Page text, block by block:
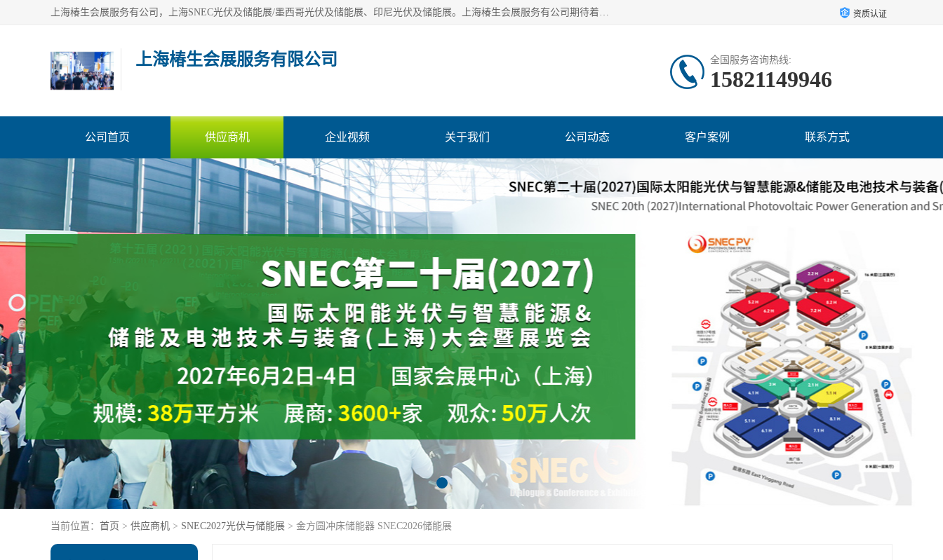
上海椿生会展服务有公司，上海SNEC光伏及储能展/墨西哥光伏及储能展、印尼光伏及储能展。上海椿生会展服务有公司期待着相关业者聚首我们的新能源平台，从产业的视野、以问题为导向，一起把脉中国、亚洲及世界太阳能光伏及储能市场。 资质认证
上海椿生会展服务有限公司 全国服务咨询热线:
15821149946
公司首页 供应商机 企业视频 关于我们 公司动态 客户案例 联系方式
当前位置： 首页 > 供应商机 > SNEC2027光伏与储能展 > 金方圆冲床储能器 SNEC2026储能展